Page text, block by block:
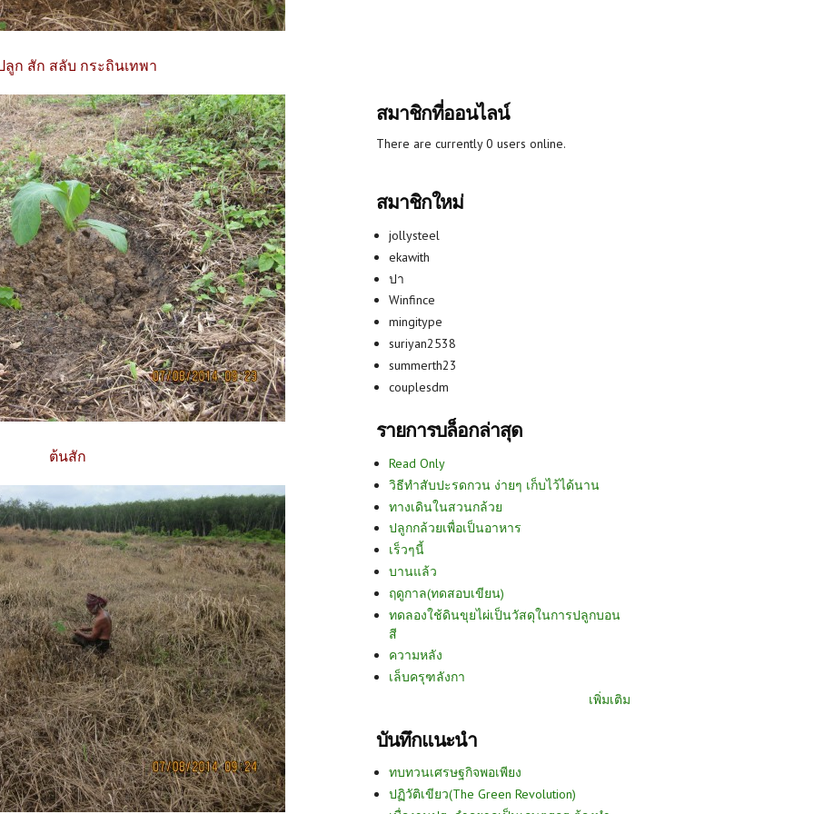
ลูก สัก สลับ กระถินเทพา
ต้นสัก
สมาชิกที่ออนไลน์
There are currently 0 users online.
สมาชิกใหม่
jollysteel
ekawith
ปา
Winfince
mingitype
suriyan2538
summerth23
couplesdm
รายการบล็อกล่าสุด
Read Only
วิธีทำสับปะรดกวน ง่ายๆ เก็บไว้ได้นาน
ทางเดินในสวนกล้วย
ปลูกกล้วยเพื่อเป็นอาหาร
เร็วๆนี้
บานแล้ว
ฤดูกาล(ทดสอบเขียน)
ทดลองใช้ดินขุยไผ่เป็นวัสดุในการปลูกบอน
สี
ความหลัง
เล็บครุฑลังกา
เพิ่มเติม
บันทึกแนะนำ
ทบทวนเศรษฐกิจพอเพียง
ปฏิวัติเขียว(The Green Revolution)